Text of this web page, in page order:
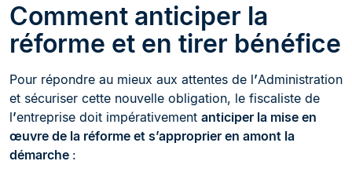
Comment anticiper la
réforme et en tirer bénéfice
Pour répondre au mieux aux attentes de l’Administration
et sécuriser cette nouvelle obligation, le fiscaliste de
l’entreprise doit impérativement anticiper la mise en
œuvre de la réforme et s’approprier en amont la
démarche :